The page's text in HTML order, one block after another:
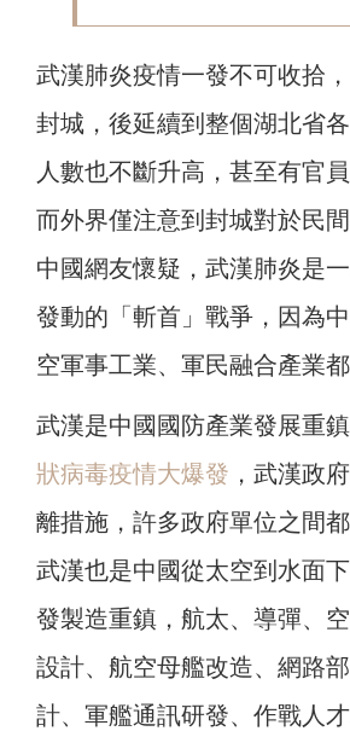
武漢肺炎疫情一發不可收拾
封城，後延續到整個湖北省
人數也不斷升高，甚至有官
而外界僅注意到封城對於民
中國網友懷疑，武漢肺炎是
發動的「斬首」戰爭，因為
空軍事工業、軍民融合產業都
武漢是中國國防產業發展重
狀病毒疫情大爆發 ，武漢政
離措施，許多政府單位之間
武漢也是中國從太空到水面
發製造重鎮，航太、導彈、
設計、航空母艦改造、網路
計、軍艦通訊研發、作戰人